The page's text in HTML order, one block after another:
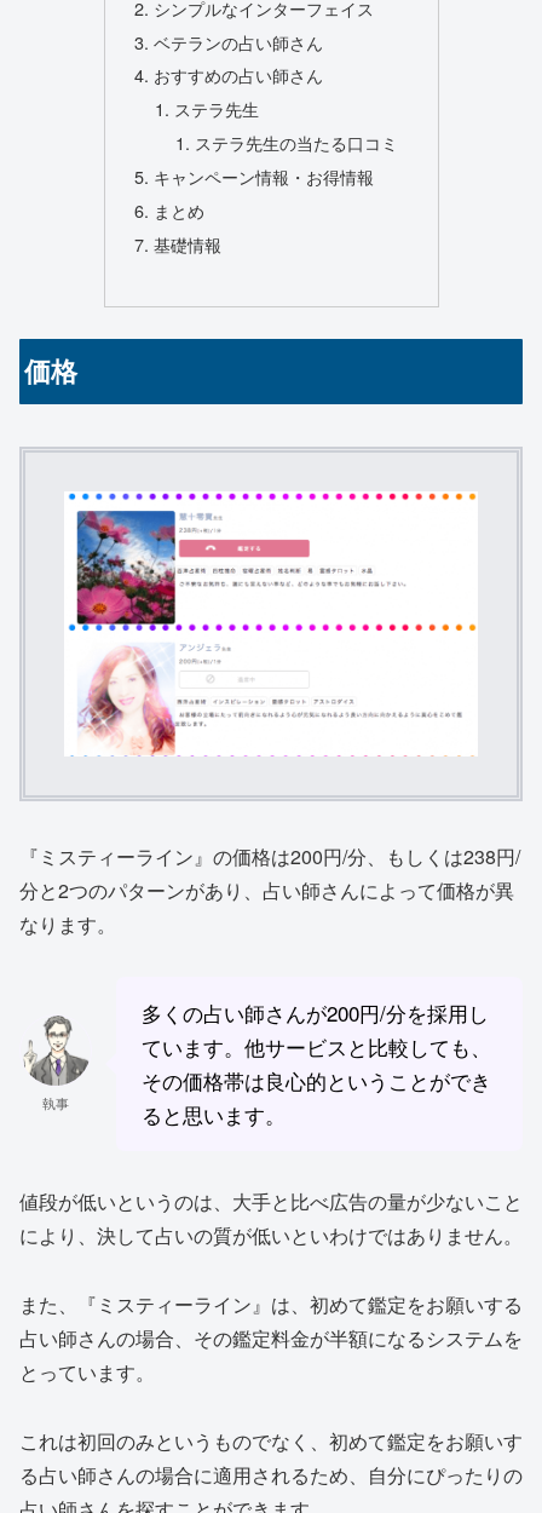
シンプルなインターフェイス
ベテランの占い師さん
おすすめの占い師さん
ステラ先生
ステラ先生の当たる口コミ
キャンペーン情報・お得情報
まとめ
基礎情報
価格
『ミスティーライン』の価格は200円/分、もしくは238円/
分と2つのパターンがあり、占い師さんによって価格が異
なります。
執事
多くの占い師さんが200円/分を採用し
ています。他サービスと比較しても、
その価格帯は良心的ということができ
ると思います。
値段が低いというのは、大手と比べ広告の量が少ないこと
により、決して占いの質が低いといわけではありません。
また、『ミスティーライン』は、 初めて鑑定をお願いする
占い師さんの場合、その鑑定料金が半額になるシステムを
とっています。
これは初回のみというものでなく、初めて鑑定をお願いす
る占い師さんの場合に適用されるため、自分にぴったりの